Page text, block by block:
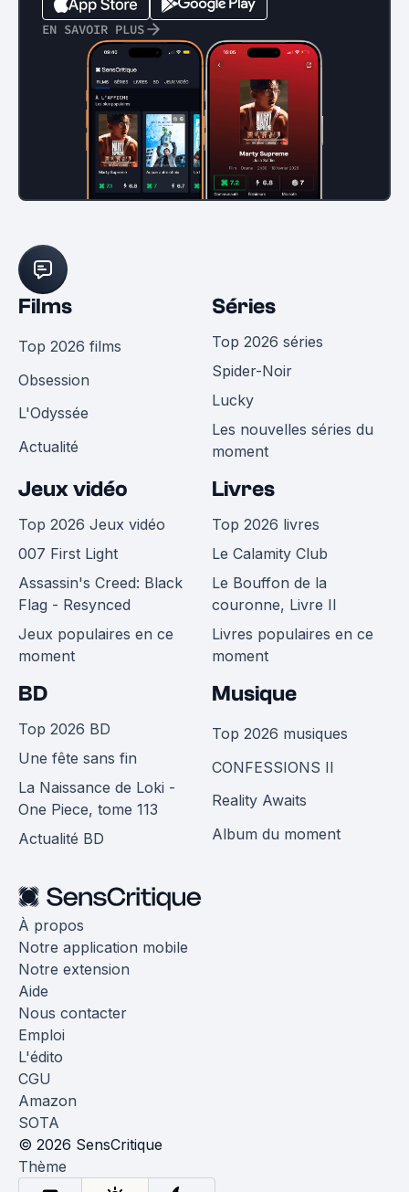
EN SAVOIR PLUS
Films
Top 2026 films
Obsession
L'Odyssée
Actualité
Séries
Top 2026 séries
Spider-Noir
Lucky
Les nouvelles séries du
moment
Jeux vidéo
Top 2026 Jeux vidéo
007 First Light
Assassin's Creed: Black
Flag - Resynced
Jeux populaires en ce
moment
Livres
Top 2026 livres
Le Calamity Club
Le Bouffon de la
couronne, Livre II
Livres populaires en ce
moment
BD
Top 2026 BD
Une fête sans fin
La Naissance de Loki -
One Piece, tome 113
Actualité BD
Musique
Top 2026 musiques
CONFESSIONS II
Reality Awaits
Album du moment
À propos
Notre application mobile
Notre extension
Aide
Nous contacter
Emploi
L'édito
CGU
Amazon
SOTA
© 2026 SensCritique
Thème